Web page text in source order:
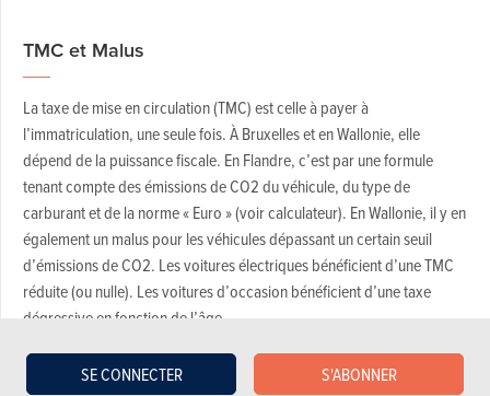
SE CONNECTER S'ABONNER
TMC et Malus
La taxe de mise en circulation (TMC) est celle à payer à
l’immatriculation, une seule fois. À Bruxelles et en Wallonie, elle
dépend de la puissance fiscale. En Flandre, c’est par une formule
tenant compte des émissions de CO2 du véhicule, du type de
carburant et de la norme « Euro » (voir calculateur). En Wallonie, il y en
également un malus pour les véhicules dépassant un certain seuil
d’émissions de CO2. Les voitures électriques bénéficient d’une TMC
réduite (ou nulle). Les voitures d’occasion bénéficient d’une taxe
dégressive en fonction de l’âge.
TC annuelle